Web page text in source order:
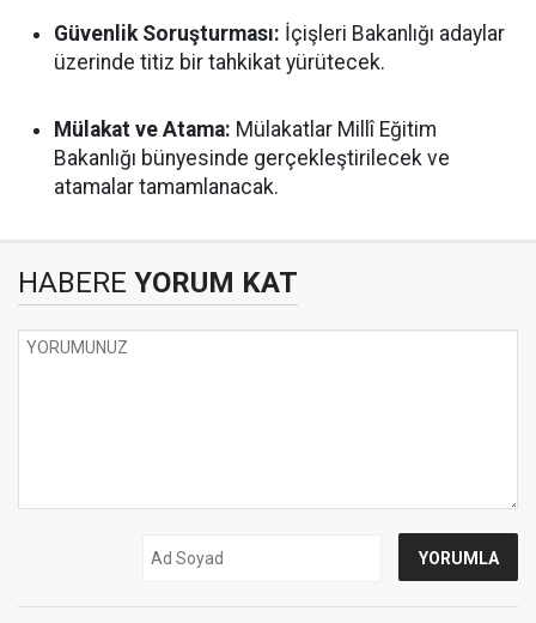
Güvenlik Soruşturması: İçişleri Bakanlığı adaylar
üzerinde titiz bir tahkikat yürütecek.
Mülakat ve Atama: Mülakatlar Millî Eğitim
Bakanlığı bünyesinde gerçekleştirilecek ve
atamalar tamamlanacak.
HABERE YORUM KAT